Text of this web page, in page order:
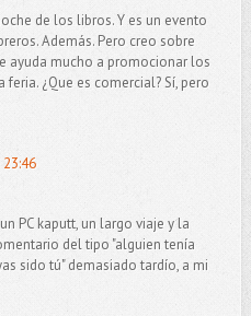
de los libros. Y es un evento
Además. Pero creo sobre
ayuda mucho a promocionar los
¿Que es comercial? Sí, pero
PC kaputt, un largo viaje y la
del tipo "alguien tenía
sido tú" demasiado tardío, a mi